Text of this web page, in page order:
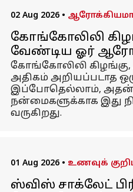
02 Aug 2026 •
கோங்கோலிலி
வேண்டிய ஓர்
கோங்கோலிலி கிழங்கு,
அதிகம் அறியப்படாத
இப்போதெல்லாம்,
நன்மைகளுக்காக இது
வருகிறது.
01 Aug 2026 • உணவுக்
ஸ்விஸ் சாக்லேட்